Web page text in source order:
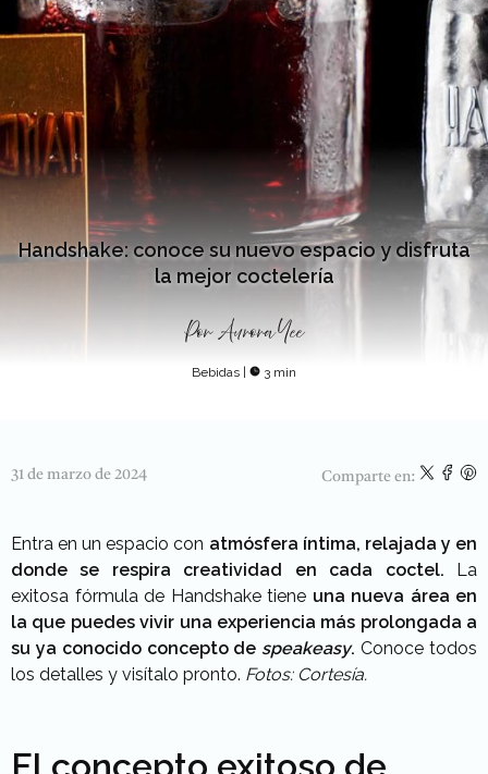
Handshake: conoce su nuevo espacio y disfruta
la mejor coctelería
Por Aurora Yee
Bebidas | 3 min
31 de marzo de 2024 Comparte en:
Entra en un espacio con atmósfera íntima, relajada y en
donde se respira creatividad en cada coctel. La
exitosa fórmula de Handshake tiene una nueva área en
la que puedes vivir una experiencia más prolongada a
su ya conocido concepto de speakeasy. Conoce todos
los detalles y visítalo pronto. Fotos: Cortesía.
El concepto exitoso de